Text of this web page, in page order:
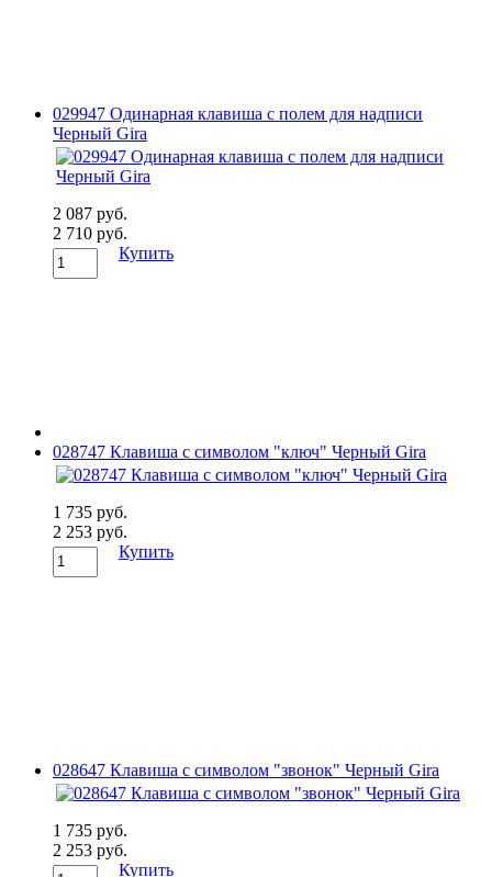
029947 Одинарная клавиша с полем для надписи
Черный Gira
2 087 руб.
2 710 руб.
Купить
028747 Клавиша с символом "ключ" Черный Gira
1 735 руб.
2 253 руб.
Купить
028647 Клавиша с символом "звонок" Черный Gira
1 735 руб.
2 253 руб.
Купить